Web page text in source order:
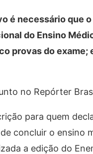
é necessário que
do Ensino
provas do exame;
no Repórter
para quem
concluir o ensino
a edição do